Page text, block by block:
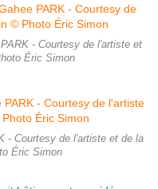
- Courtesy de l'artiste et
Éric Simon
- Courtesy de l'artiste et de la
Éric Simon